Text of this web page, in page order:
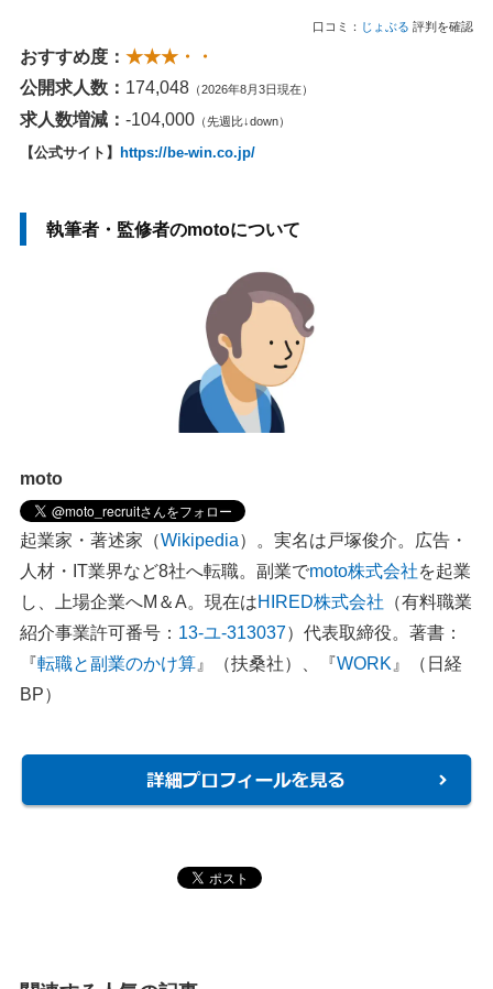
口コミ： じょぶる 評判を確認
おすすめ度： ★★★・・
公開求人数： 174,048 （2026年8月3日現在）
求人数増減： -104,000 （先週比↓down）
【公式サイト】 https://be-win.co.jp/
執筆者・監修者のmotoについて
moto
起業家・著述家（Wikipedia）。実名は戸塚俊介。広告・
人材・IT業界など8社へ転職。副業でmoto株式会社を起業
し、上場企業へM＆A。現在はHIRED株式会社 （有料職業
紹介事業許可番号： 13-ユ-313037）代表取締役。著書：
『転職と副業のかけ算 』（扶桑社）、『WORK 』（日経
BP）